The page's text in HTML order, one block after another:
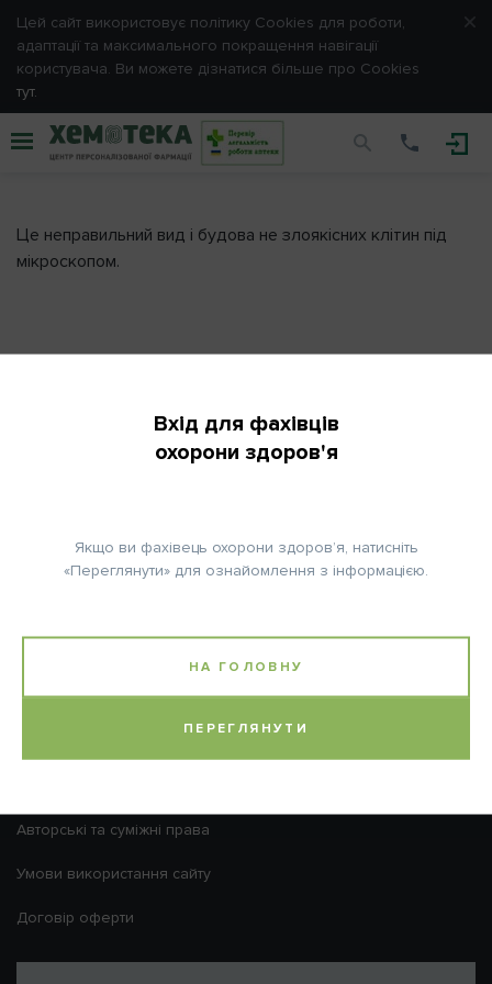
Цей сайт використовує політику Cookies для роботи,
адаптації та максимального покращення навігації
користувача. Ви можете дізнатися більше про Cookies
тут.
Дисплазія
Це неправильний вид і будова не злоякісних клітин під
мікроскопом.
Вхід для фахівців
охорони здоров'я
Якщо ви фахівець охорони здоров’я, натисніть
«Переглянути» для ознайомлення з інформацією.
НА ГОЛОВНУ
ПЕРЕГЛЯНУТИ
Вхід
Будь ласка, введіть e-mail та пароль, обрані Вами при
E-mail
ЗАРЕЄСТРУВАТИСЯ
Підпишіться на розсилку
Я ЛІКАР Я ПАЦІЄНТ
0 800 40 20 22
мобільних телефонів по Україні
центру:
Пн.-Пт.: з 9:00 до 18:00
Авторські та суміжні права
Умови використання сайту
Договір оферти